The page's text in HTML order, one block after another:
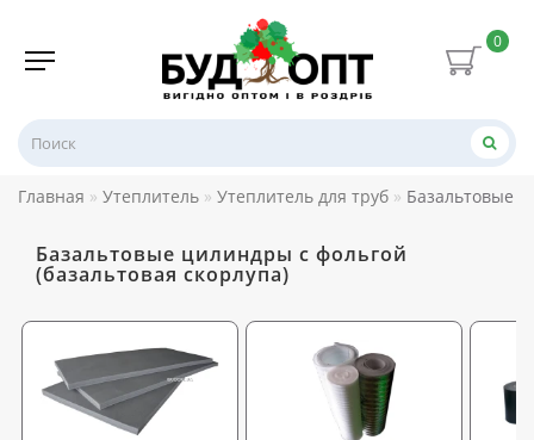
0
Главная Утеплитель Утеплитель для труб Базальтовые
Базальтовые цилиндры с фольгой
(базальтовая скорлупа)